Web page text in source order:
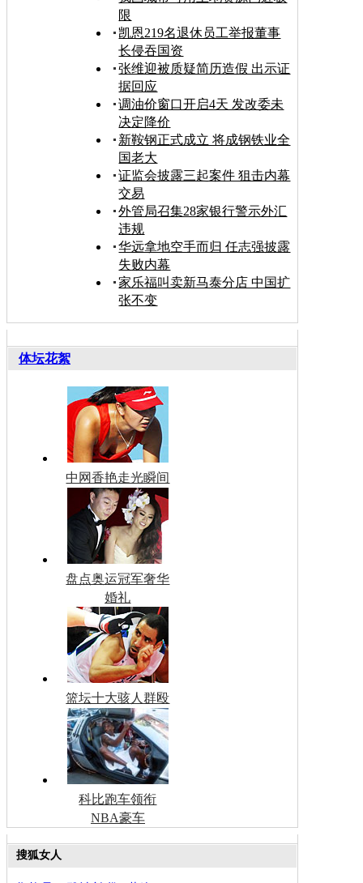
限
凯恩219名退休员工举报董事
长侵吞国资
张维迎被质疑简历造假 出示证
据回应
调油价窗口开启4天 发改委未
决定降价
新鞍钢正式成立 将成钢铁业全
国老大
证监会披露三起案件 狙击内幕
交易
外管局召集28家银行警示外汇
违规
华远拿地空手而归 任志强披露
失败内幕
家乐福叫卖新马泰分店 中国扩
张不变
体坛花絮
中网香艳走光瞬间
盘点奥运冠军奢华
婚礼
篮坛十大骇人群殴
科比跑车领衔
NBA豪车
搜狐女人